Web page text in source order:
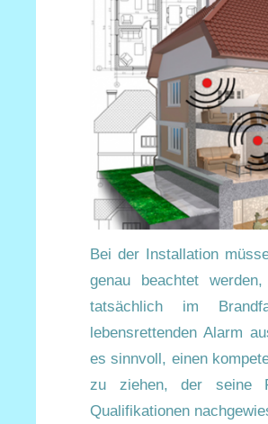
Bei der Installation
genau beachtet
tatsächlich im
lebensrettenden Alarm
es sinnvoll, einen
zu ziehen, der seine
Qualifikationen